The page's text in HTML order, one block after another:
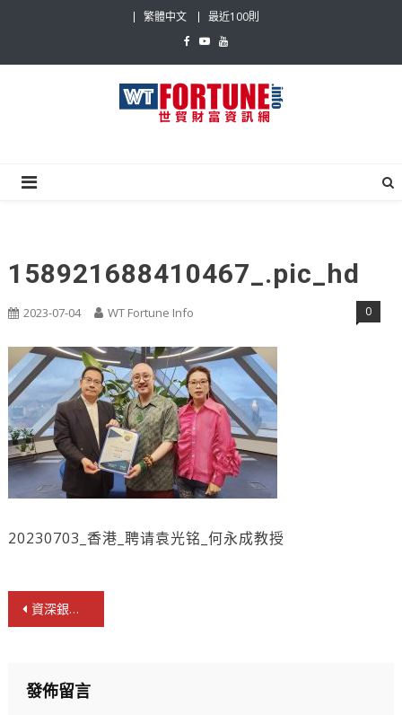
繁體中文 最近100則
158921688410467_.pic_hd
2023-07-04 WT Fortune Info 0
20230703_香港_聘请袁光铭_何永成教授
文
章
覽
資深銀行家袁光銘任空氣製水科技副總裁
發佈留言